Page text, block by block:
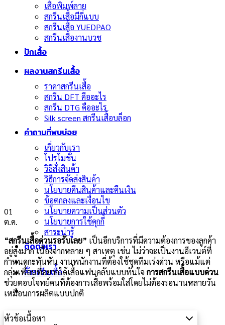
เสื้อพิมพ์ลาย
สกรีนเสื้อมีกี่แบบ
สกรีนเสื้อ YUEDPAO
สกรีนเสื้องานบวช
ปักเสื้อ
ผลงานสกรีนเสื้อ
ราคาสกรีนเสื้อ
สกรีน DFT คืออะไร
สกรีน DTG คืออะไร
Silk screen สกรีนเสื้อบล็อก
คำถามที่พบบ่อย
เกี่ยวกับเรา
โปรโมชั่น
วิธีสั่งสินค้า
วิธีการจัดส่งสินค้า
นโยบายคืนสินค้าและคืนเงิน
ข้อตกลงและเงื่อนไข
นโยบายความเป็นส่วนตัว
นโยบายการใช้คุกกี้
สาระน่ารู้
ติดต่อเรา
สั่งสกรีนเสื้อ
01
ต.ค.
“สกรีนเสื้อด่วนรอรับเลย” เป็นอีกบริการที่มีความต้องการของลูกค้า
อยู่สูงมาก เนื่องจากหลาย ๆ สาเหตุ เช่น ไม่ว่าจะเป็นงานอีเวนต์ที่
กำหนดกะทันหัน งานพนักงานที่ต้องใช้ชุดทีมเร่งด่วน หรือแม้แต่
กลุ่มเพื่อนที่อยากได้เสื้อแฟนคลับแบบทันใจ การสกรีนเสื้อแบบด่วน
ช่วยตอบโจทย์คนที่ต้องการเสื้อพร้อมใส่โดยไม่ต้องรอนานหลายวัน
เหมือนการผลิตแบบปกติ
หัวข้อเนื้อหา